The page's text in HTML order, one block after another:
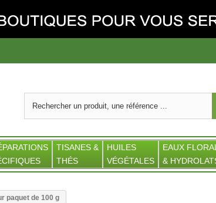
TISANES &
THÉS
HUILES
VÉGÉTALES
EAUX
&
paquet de 100 g